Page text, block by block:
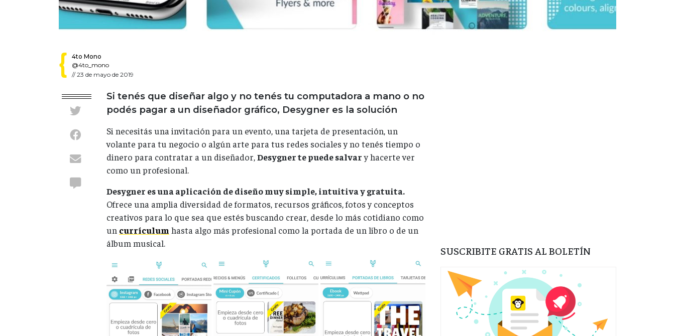
4to Mono
@4to_mono
//23 de mayo de 2019
Si tenés que diseñar algo y no tenés tu computadora a mano o no
podés pagar a un diseñador gráfico, Desygner es la solución
Si necesitás una invitación para un evento, una tarjeta de presentación, un
volante para tu negocio o algún arte para tus redes sociales y no tenés tiempo o
dinero para contratar a un diseñador,Desygner te puede salvary hacerte ver
como un profesional.
Desygner es una aplicación de diseño muy simple, intuitiva y gratuita.
Ofrece una amplia diversidad de formatos, recursos gráficos, fotos y conceptos
creativos para lo que sea que estés buscando crear, desde lo más cotidiano como
un currículum hasta algo más profesional como la portada de un libro o de un
álbum musical.
SUSCRIBITE GRATIS AL BOLETÍN